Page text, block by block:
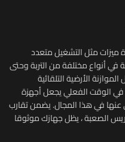
مثل التشغيل متعدد
في أنواع مختلفة من التربة وحتى
الأرضية التلقائية
في الوقت الفعلي يجعل أجهزة
في هذا المجال. يضمن تقارب
الصعبة ، يظل جهازك موثوقا